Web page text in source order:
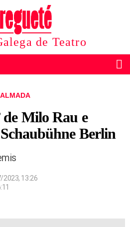
de Teatro
de Milo Rau e
Berlin
2023, 13:26